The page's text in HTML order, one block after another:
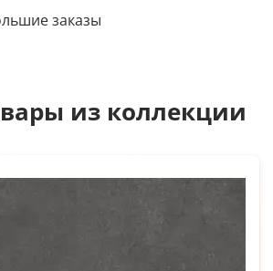
заказы
из коллекции